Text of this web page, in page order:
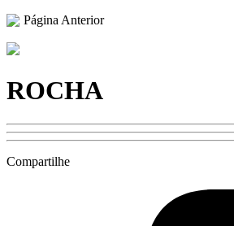
Página Anterior
ROCHA
Compartilhe